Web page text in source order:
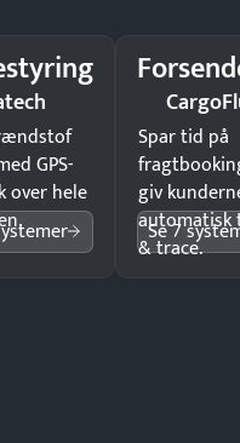
GPS-
over hele
Spar tid på
giv
automatisk
& trace.
Se 7